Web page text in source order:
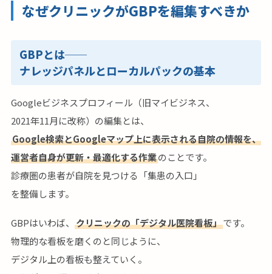
なぜクリニックがGBPを編集すべきか
GBPとは──
ナレッジパネルとローカルパックの基本
Googleビジネスプロフィール（旧マイビジネス、
2021年11月に改称）の編集とは、
Google検索とGoogleマップ上に表示される自院の情報を、
運営者自身が更新・最適化する作業のことです。
診療圏の患者が自院を見つける「集患の入口」
を整備します。
GBPはいわば、 クリニックの「デジタル医院看板」です。
物理的な看板を磨くのと同じように、
デジタル上の看板も整えていく。